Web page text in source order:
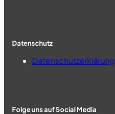
Datenschutz
Datenschutzerklärung
Folge uns auf Social Media